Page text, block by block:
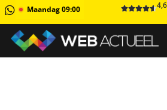
Maandag 09:00